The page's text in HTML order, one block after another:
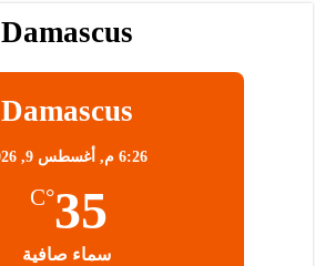
Damascus
Damascus
6:26 م, أغسطس 9, 2026
35
°C
سماء صافية